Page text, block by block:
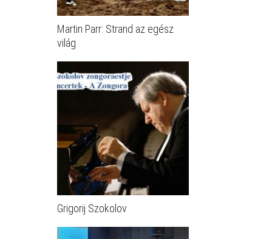
Martin Parr: Strand az egész
világ
Grigorij Szokolov